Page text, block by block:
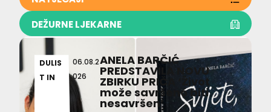
DEŽURNE LJEKARNE
DULIS
T IN
06.08.2
026
ANELA BARČIĆ
PREDSTAVILA NOVU
ZBIRKU PRIČA ‘Život
može savršeno biti
nesavršen’